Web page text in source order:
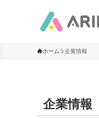
ホーム 企業情報
企業情報